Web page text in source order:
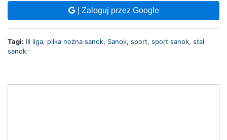
| Zaloguj przez Google
Tagi: III liga, piłka nożna sanok, Sanok, sport, sport sanok, stal
sanok